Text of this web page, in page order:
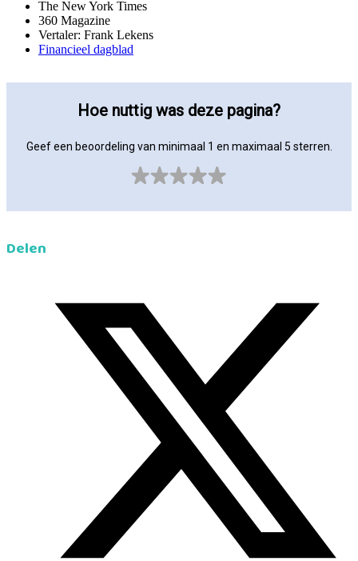
The New York Times
360 Magazine
Vertaler: Frank Lekens
Financieel dagblad
Hoe nuttig was deze pagina?
Geef een beoordeling van minimaal 1 en maximaal 5 sterren.
Delen